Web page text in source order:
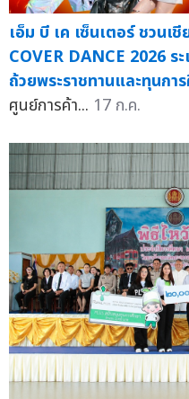
เอ็ม บี เค เซ็นเตอร์ ชวนเ
COVER DANCE 2026
ถ้วยพระราชทานและทุนกา
ศูนย์การค้า... 17 ก.ค.